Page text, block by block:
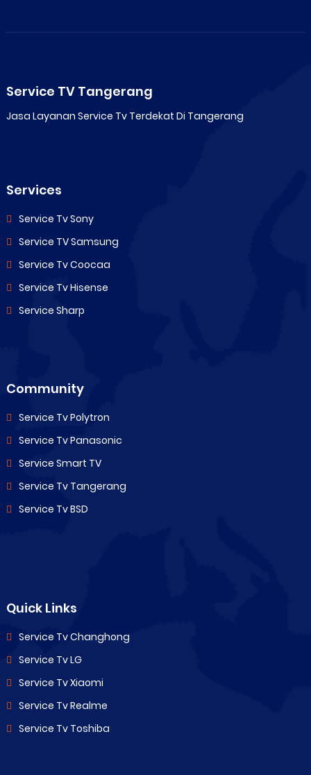
Service TV Tangerang
Jasa Layanan Service Tv Terdekat Di Tangerang
Services
Service Tv Sony
Service TV Samsung
Service Tv Coocaa
Service Tv Hisense
Service Sharp
Community
Service Tv Polytron
Service Tv Panasonic
Service Smart TV
Service Tv Tangerang
Service Tv BSD
Quick Links
Service Tv Changhong
Service Tv LG
Service Tv Xiaomi
Service Tv Realme
Service Tv Toshiba